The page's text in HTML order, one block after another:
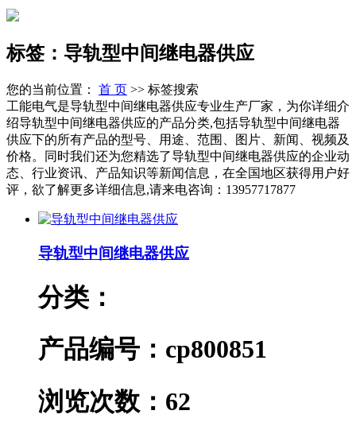
标签：导轨型中间继电器供应
您的当前位置： 首 页 >> 标签搜索
工能电气是导轨型中间继电器供应专业生产厂家，为你详细介
绍导轨型中间继电器供应的产品分类,包括导轨型中间继电器
供应下的所有产品的型号、用途、范围、图片、新闻、视频及
价格。同时我们还为您精选了导轨型中间继电器供应的企业动
态、行业资讯、产品知识等新闻信息，在全国地区获得用户好
评，欲了解更多详细信息,请来电咨询：13957717877
导轨型中间继电器供应
分类：
产品编号：cp800851
浏览次数：62